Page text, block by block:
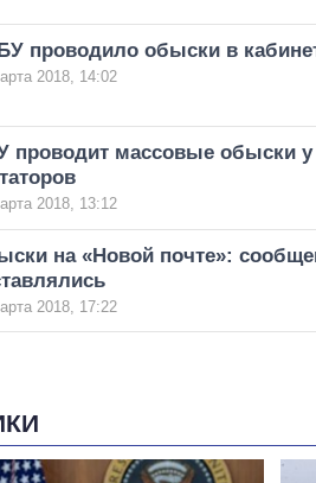
проводило обыски в
2018, 14:02
проводит массовые обыски у
2018, 13:12
на «Новой почте»:
2018, 17:22